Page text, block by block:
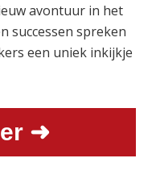
avontuur in het
successen spreken
een uniek inkijkje
➜